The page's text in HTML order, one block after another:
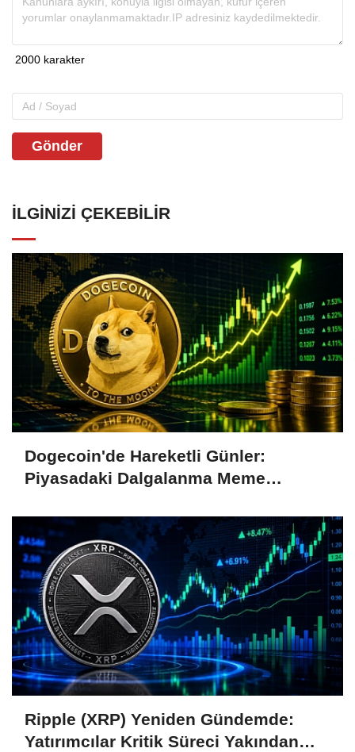
Gönder
İLGINIZI ÇEKEBILIR
Dogecoin'de Hareketli Günler:
Piyasadaki Dalgalanma Meme
Ripple (XRP) Yeniden Gündemde:
Yatırımcılar Kritik Süreci Yakından